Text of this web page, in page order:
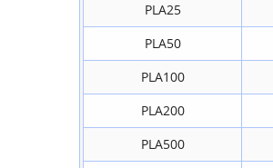
PLA25
PLA50
PLA100
PLA200
PLA500